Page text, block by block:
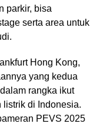
parkir, bisa
serta area untuk
Hong Kong,
yang kedua
rangka ikut
listrik di Indonesia.
PEVS 2025